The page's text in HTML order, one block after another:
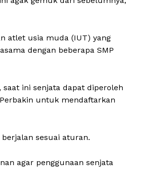
atlet usia muda (IUT) yang
dengan beberapa SMP
ini senjata dapat diperoleh
untuk mendaftarkan
sesuai aturan.
agar penggunaan senjata